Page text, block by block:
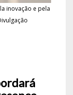
inovação e pela